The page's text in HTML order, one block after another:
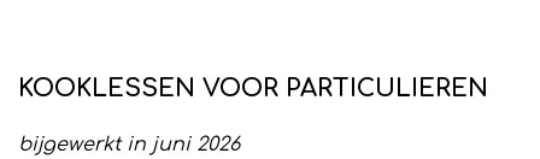
KOOKLESSEN VOOR PARTICULIEREN
bijgewerkt in juni 2026